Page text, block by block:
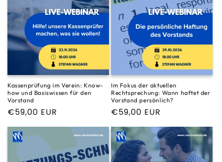
Kassenprüfung im Verein: Know-
how und Basiswissen für den
Vorstand
Normaler
Preis
€59,00 EUR
Im Fokus der aktuellen
Rechtsprechung: Wann haftet der
Vorstand persönlich?
Normaler
Preis
€59,00 EUR